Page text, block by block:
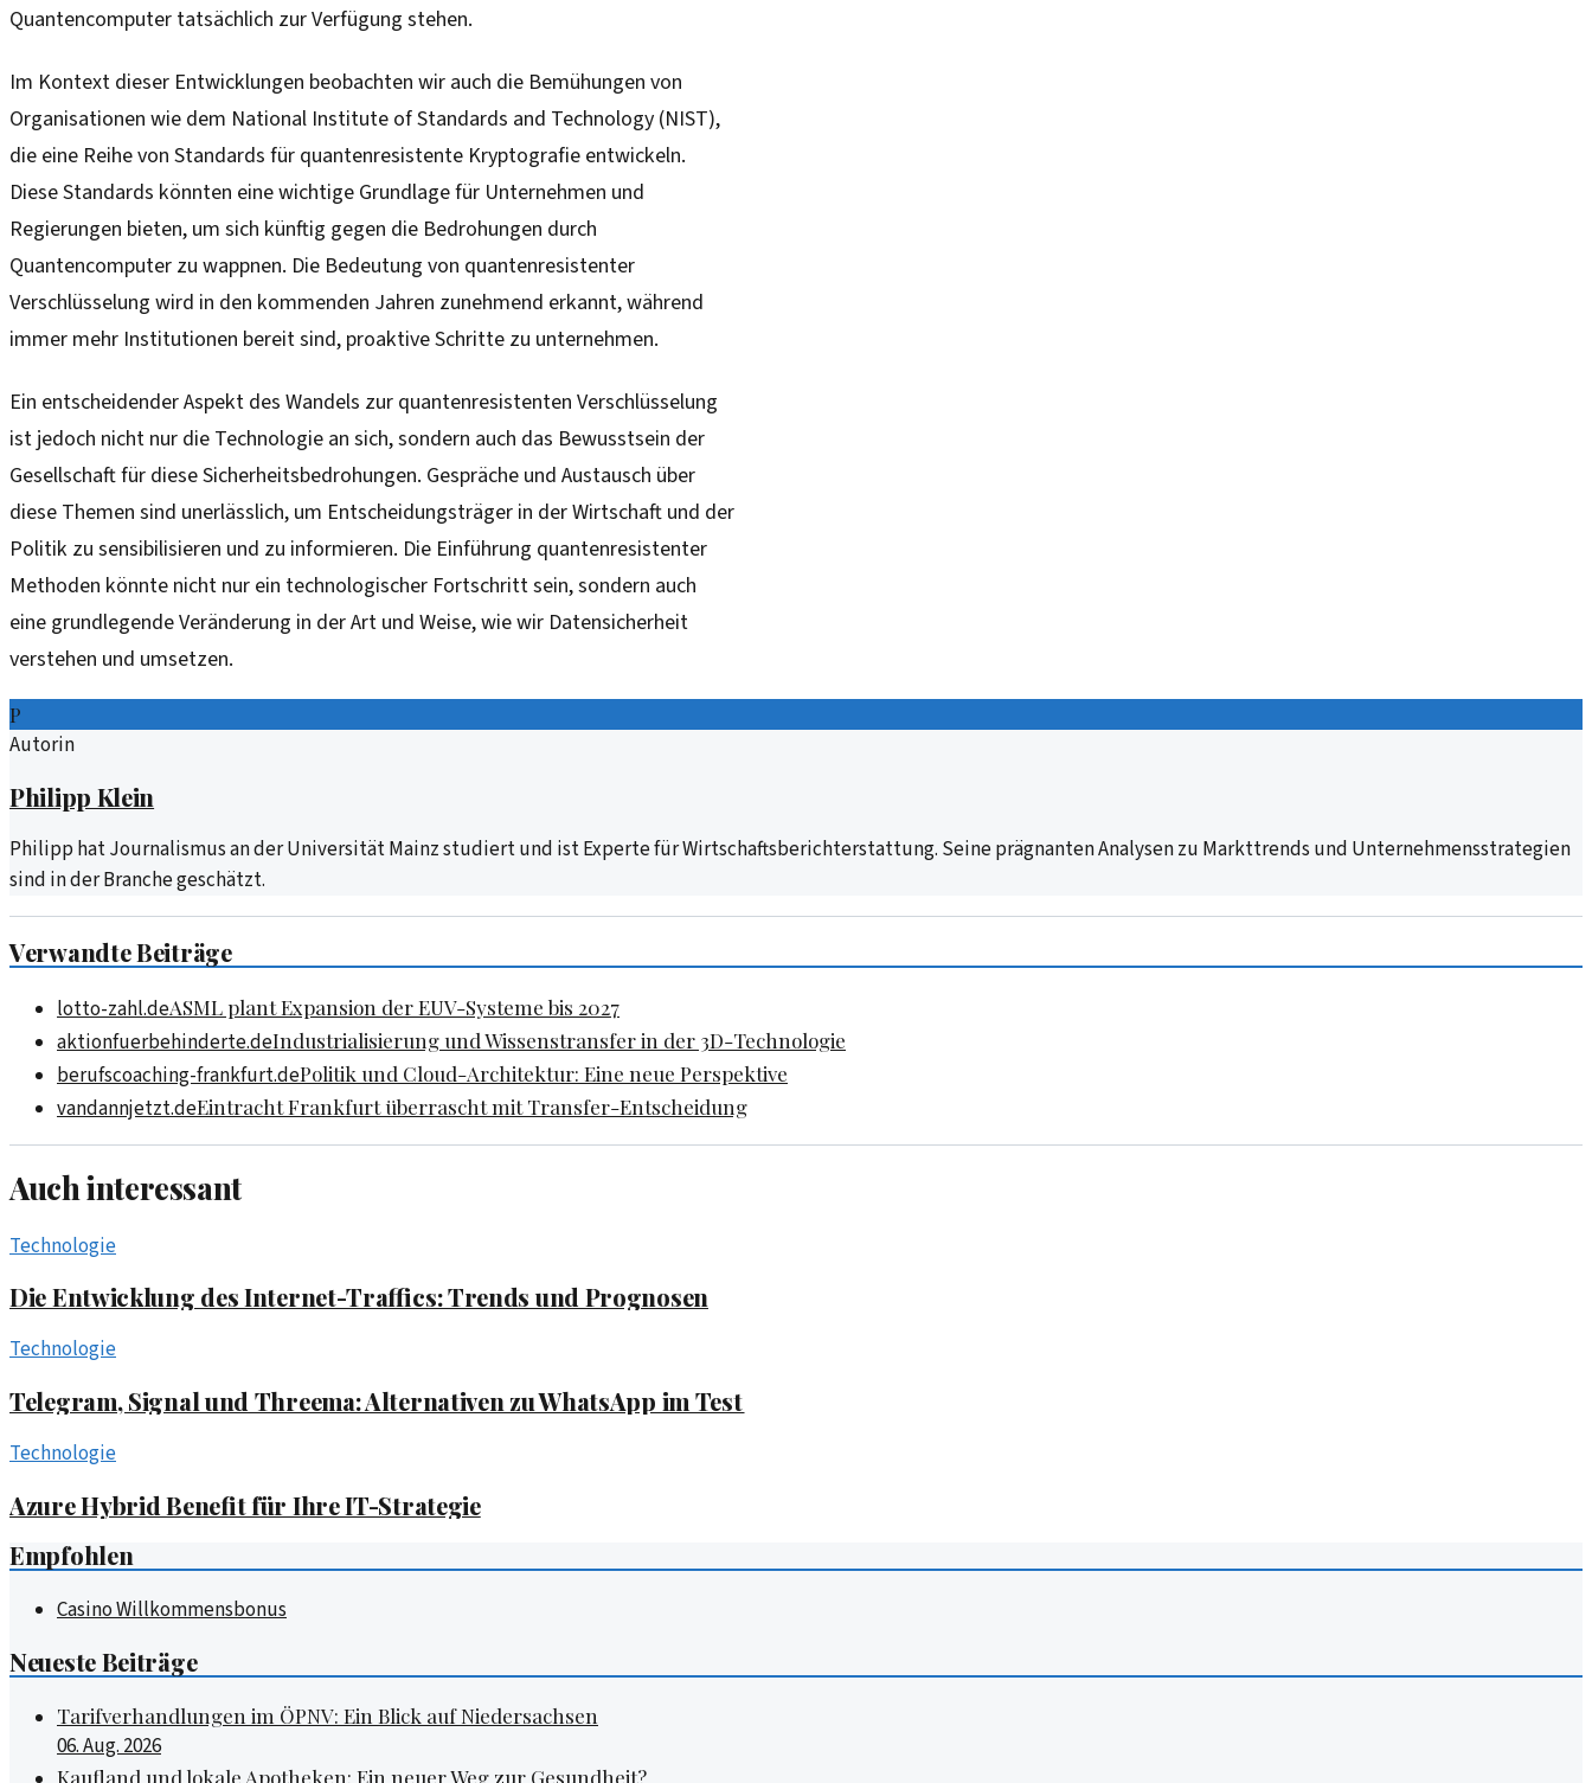
Quantencomputer tatsächlich zur Verfügung stehen.
Im Kontext dieser Entwicklungen beobachten wir auch die Bemühungen von
Organisationen wie dem National Institute of Standards and Technology (NIST),
die eine Reihe von Standards für quantenresistente Kryptografie entwickeln.
Diese Standards könnten eine wichtige Grundlage für Unternehmen und
Regierungen bieten, um sich künftig gegen die Bedrohungen durch
Quantencomputer zu wappnen. Die Bedeutung von quantenresistenter
Verschlüsselung wird in den kommenden Jahren zunehmend erkannt, während
immer mehr Institutionen bereit sind, proaktive Schritte zu unternehmen.
Ein entscheidender Aspekt des Wandels zur quantenresistenten Verschlüsselung
ist jedoch nicht nur die Technologie an sich, sondern auch das Bewusstsein der
Gesellschaft für diese Sicherheitsbedrohungen. Gespräche und Austausch über
diese Themen sind unerlässlich, um Entscheidungsträger in der Wirtschaft und der
Politik zu sensibilisieren und zu informieren. Die Einführung quantenresistenter
Methoden könnte nicht nur ein technologischer Fortschritt sein, sondern auch
eine grundlegende Veränderung in der Art und Weise, wie wir Datensicherheit
verstehen und umsetzen.
P
Autorin
Philipp Klein
Philipp hat Journalismus an der Universität Mainz studiert und ist Experte für Wirtschaftsberichterstattung. Seine prägnanten Analysen zu Markttrends und Unternehmensstrategien
sind in der Branche geschätzt.
Verwandte Beiträge
lotto-zahl.deASML plant Expansion der EUV-Systeme bis 2027
aktionfuerbehinderte.deIndustrialisierung und Wissenstransfer in der 3D-Technologie
berufscoaching-frankfurt.dePolitik und Cloud-Architektur: Eine neue Perspektive
vandannjetzt.deEintracht Frankfurt überrascht mit Transfer-Entscheidung
Auch interessant
Technologie
Die Entwicklung des Internet-Traffics: Trends und Prognosen
Technologie
Telegram, Signal und Threema: Alternativen zu WhatsApp im Test
Technologie
Azure Hybrid Benefit für Ihre IT-Strategie
Empfohlen
Casino Willkommensbonus
Neueste Beiträge
Tarifverhandlungen im ÖPNV: Ein Blick auf Niedersachsen
06. Aug. 2026
Kaufland und lokale Apotheken: Ein neuer Weg zur Gesundheit?